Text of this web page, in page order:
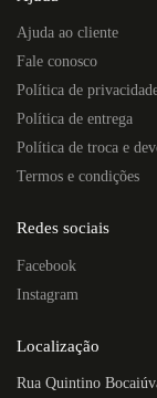
Ajuda ao cliente
Fale conosco
Política de
Política de entrega
Política de troca e
Termos e condições
Redes sociais
Facebook
Instagram
Localização
Rua Quintino